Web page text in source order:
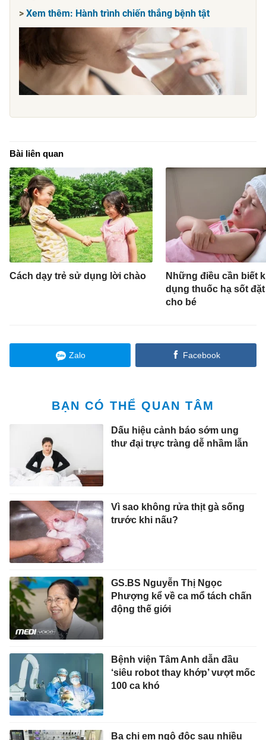
>Xem thêm: Hành trình chiến thắng bệnh tật
Bài liên quan
Cách dạy trẻ sử dụng lời chào
Những điều cần biết
dụng thuốc hạ sốt
cho bé
Zalo Facebook
BẠN CÓ THỂ QUAN TÂM
Dấu hiệu cảnh báo sớm ung
thư đại trực tràng dễ nhầm lẫn
Vì sao không rửa thịt gà sống
trước khi nấu?
GS.BS Nguyễn Thị Ngọc
Phượng kể về ca mổ tách chấn
động thế giới
Bệnh viện Tâm Anh dẫn đầu
‘siêu robot thay khớp’ vượt mốc
100 ca khó
Ba chị em ngộ độc sau nhiều